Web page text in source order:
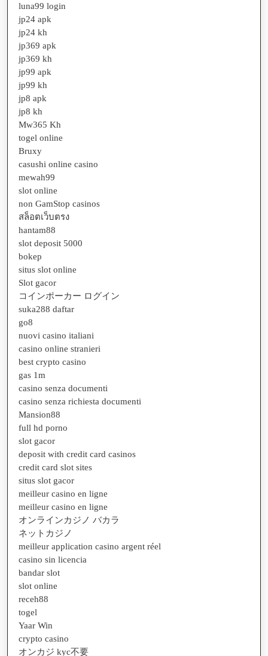
luna99 login
jp24 apk
jp24 kh
jp369 apk
jp369 kh
jp99 apk
jp99 kh
jp8 apk
jp8 kh
Mw365 Kh
togel online
Bruxy
casushi online casino
mewah99
slot online
non GamStop casinos
สล็อตเว็บตรง
hantam88
slot deposit 5000
bokep
situs slot online
Slot gacor
コインポーカー ログイン
suka288 daftar
go8
nuovi casino italiani
casino online stranieri
best crypto casino
gas 1m
casino senza documenti
casino senza richiesta documenti
Mansion88
full hd porno
slot gacor
deposit with credit card casinos
credit card slot sites
situs slot gacor
meilleur casino en ligne
meilleur casino en ligne
オンラインカジノ バカラ
ネットカジノ
meilleur application casino argent réel
casino sin licencia
bandar slot
slot online
receh88
togel
Yaar Win
crypto casino
オンカジ kyc不要